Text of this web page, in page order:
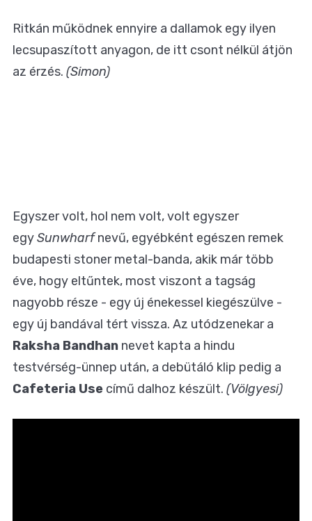
Ritkán működnek ennyire a dallamok egy ilyen
lecsupaszított anyagon, de itt csont nélkül átjön
az érzés. (Simon)
Egyszer volt, hol nem volt, volt egyszer
egySunwharfnevű, egyébként egészen remek
budapesti stoner metal-banda, akik már több
éve, hogy eltűntek, most viszont a tagság
nagyobb része - egy új énekessel kiegészülve -
egy új bandával tért vissza. Az utódzenekar a
Raksha Bandhan nevet kapta a hindu
testvérség-ünnep után, a debütáló klip pedig a
Cafeteria Use című dalhoz készült. (Völgyesi)